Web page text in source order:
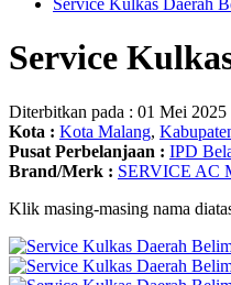
Service Kulkas Daerah
Service
Diterbitkan pada : 01 Mei 2025
Kota : Kota Malang,
Pusat Perbelanjaan : IPD
Brand/Merk : SERVICE AC
Klik masing-masing nama